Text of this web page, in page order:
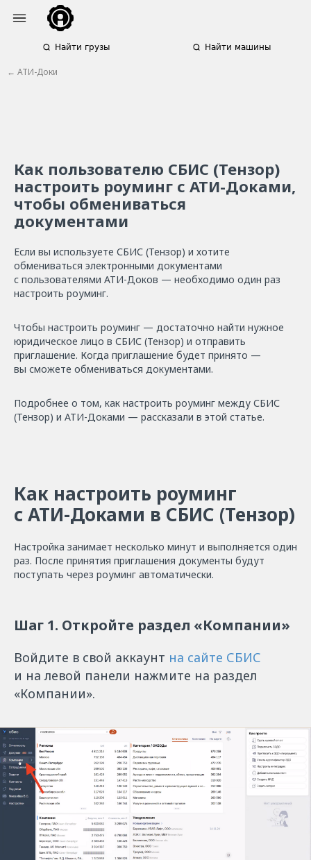
Найти грузы Найти машины
← АТИ-Доки
Как пользователю СБИС (Тензор)
настроить роуминг с АТИ-Доками,
чтобы обмениваться
документами
Если вы используете СБИС (Тензор) и хотите
обмениваться электронными документами
с пользователями АТИ-Доков — необходимо один раз
настроить роуминг.
Чтобы настроить роуминг — достаточно найти нужное
юридическое лицо в СБИС (Тензор) и отправить
приглашение. Когда приглашение будет принято —
вы сможете обмениваться документами.
Подробнее о том, как настроить роуминг между СБИС
(Тензор) и АТИ-Доками — рассказали в этой статье.
Как настроить роуминг
с АТИ-Доками в СБИС (Тензор)
Настройка занимает несколько минут и выполняется один
раз. После принятия приглашения документы будут
поступать через роуминг автоматически.
Шаг 1. Откройте раздел «Компании»
Войдите в свой аккаунт на сайте СБИС
и на левой панели нажмите на раздел
«Компании».